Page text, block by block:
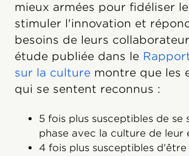
mieux armées pour fidéliser
stimuler l'innovation et
besoins de leurs
étude publiée dans le
sur la culture montre que les
qui se sentent reconnus :
5 fois plus susceptibles de se
phase avec la culture de leur
4 fois plus susceptibles